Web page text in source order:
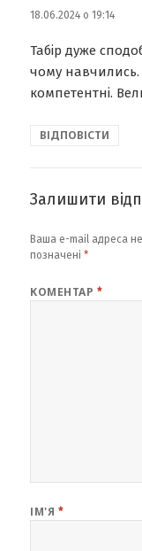
18.06.2024 о 19:14
Табір дуже
чому навчились.
компетентні.
ВІДПОВІСТИ
Залишити
Ваша e-mail адреса
позначені*
КОМЕНТАР *
ІМ'Я *